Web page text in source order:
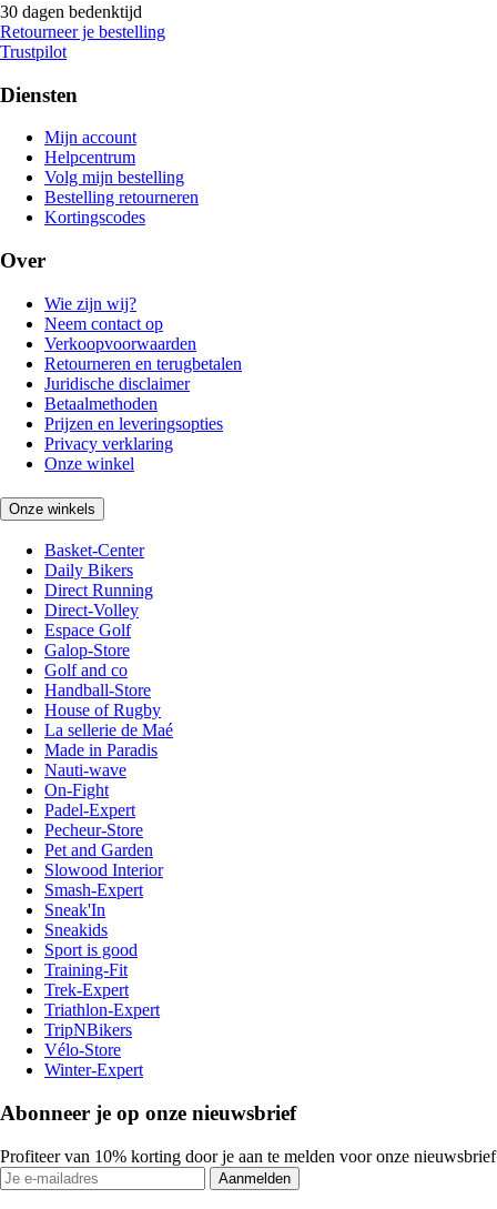
30 dagen bedenktijd
Retourneer je bestelling
Trustpilot
Diensten
Mijn account
Helpcentrum
Volg mijn bestelling
Bestelling retourneren
Kortingscodes
Over
Wie zijn wij?
Neem contact op
Verkoopvoorwaarden
Retourneren en terugbetalen
Juridische disclaimer
Betaalmethoden
Prijzen en leveringsopties
Privacy verklaring
Onze winkel
Onze winkels
Basket-Center
Daily Bikers
Direct Running
Direct-Volley
Espace Golf
Galop-Store
Golf and co
Handball-Store
House of Rugby
La sellerie de Maé
Made in Paradis
Nauti-wave
On-Fight
Padel-Expert
Pecheur-Store
Pet and Garden
Slowood Interior
Smash-Expert
Sneak'In
Sneakids
Sport is good
Training-Fit
Trek-Expert
Triathlon-Expert
TripNBikers
Vélo-Store
Winter-Expert
Abonneer je op onze nieuwsbrief
Profiteer van 10% korting door je aan te melden voor onze nieuwsbrief
Aanmelden